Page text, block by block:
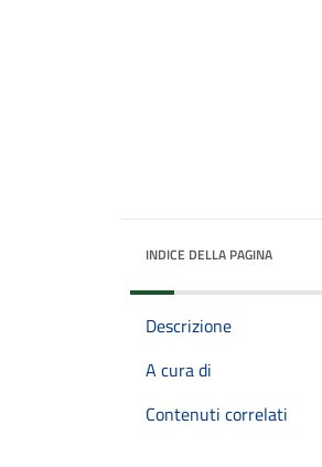
INDICE DELLA PAGINA
Descrizione
A cura di
Contenuti correlati